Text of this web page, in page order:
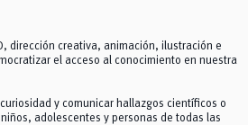
dirección creativa, animación, ilustración e
el acceso al conocimiento en nuestra
y comunicar hallazgos científicos o
adolescentes y personas de todas las